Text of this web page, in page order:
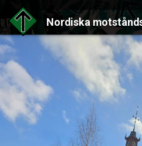
Nordiska
to